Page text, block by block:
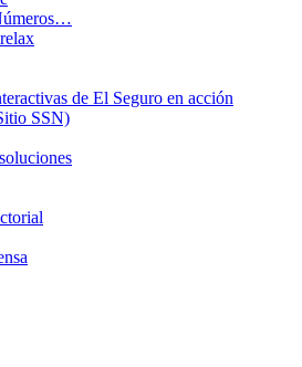
de El Seguro en acción
SSN)